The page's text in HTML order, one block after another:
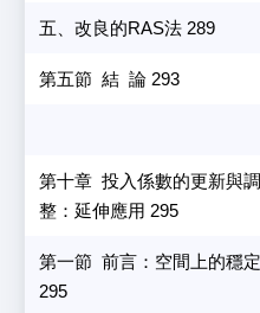
五、改良的RAS法 289
第五節 結 論 293
第十章 投入係數的更新與調
整：延伸應用 295
第一節 前言：空間上的穩
295